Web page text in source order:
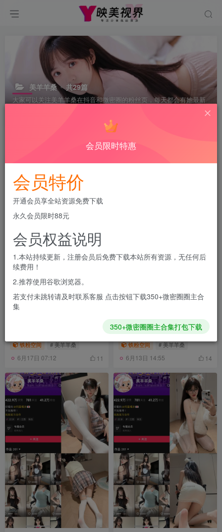
美羊羊桑 共29篇
大家可以关注美羊羊桑在抖音和微密圈的粉丝页，每天都会有她最新
的视频和照片更新。跟着她一起分享生活点滴，快来加入她的粉丝群
点赞 评论
铁粉空间 # 美羊羊桑
6月17日 07:12 11
抖音 美羊羊桑 铁粉空间
NO.023期 【28P】最新至：
2025.5.10
铁粉空间 # 美羊羊桑
6月13日 14:55 14
会员限时特惠
会员特价
开通会员享全站资源免费下载
永久会员限时88元
会员权益说明
1.本站持续更新，注册会员后免费下载本站所有资源，无任何后
续费用！
2.推荐使用谷歌浏览器。
若支付未跳转请及时联系客服 点击按钮下载350+微密圈圈主合
集
350+微密圈圈主合集打包下载